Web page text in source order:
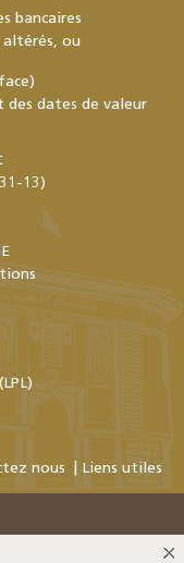
bancaires
altérés, ou
des dates de valeur
13)
nous Liens utiles